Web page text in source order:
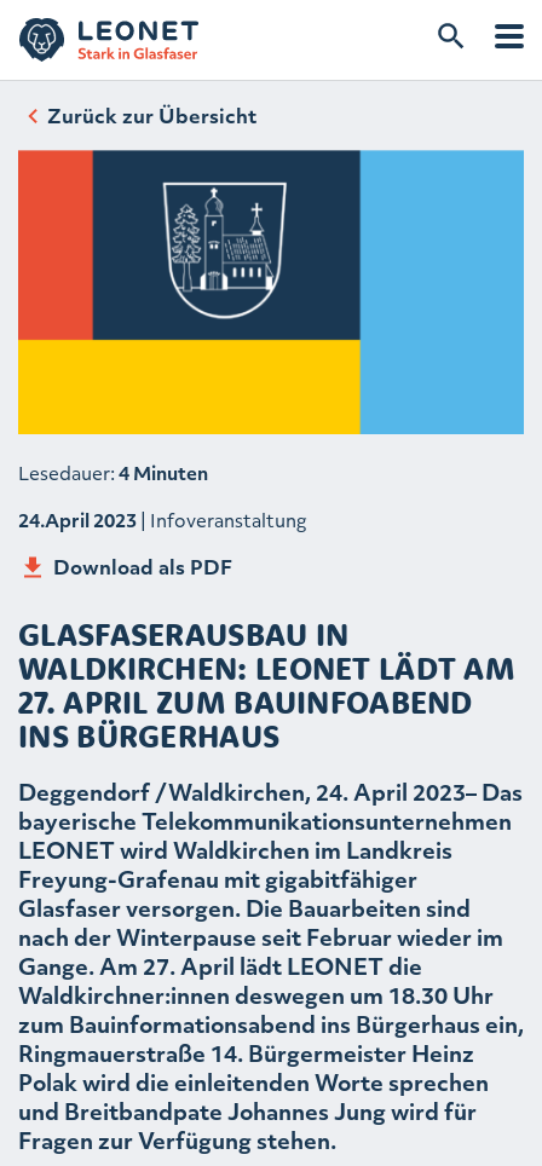
Zurück zur Übersicht
Lesedauer:4 Minuten
24.April 2023| Infoveranstaltung
Download als PDF
GLASFASERAUSBAU IN
WALDKIRCHEN: LEONET LÄDT AM
27. APRIL ZUM BAUINFOABEND
INS BÜRGERHAUS
Deggendorf /Waldkirchen, 24. April 2023– Das
bayerische Telekommunikationsunternehmen
LEONET wird Waldkirchen im Landkreis
Freyung-Grafenau mit gigabitfähiger
Glasfaser versorgen. Die Bauarbeiten sind
nach der Winterpause seit Februar wieder im
Gange. Am 27. April lädt LEONET die
Waldkirchner:innen deswegen um 18.30 Uhr
zum Bauinformationsabend ins Bürgerhaus ein,
Ringmauerstraße 14. Bürgermeister Heinz
Polak wird die einleitenden Worte sprechen
und Breitbandpate Johannes Jung wird für
Fragen zur Verfügung stehen.